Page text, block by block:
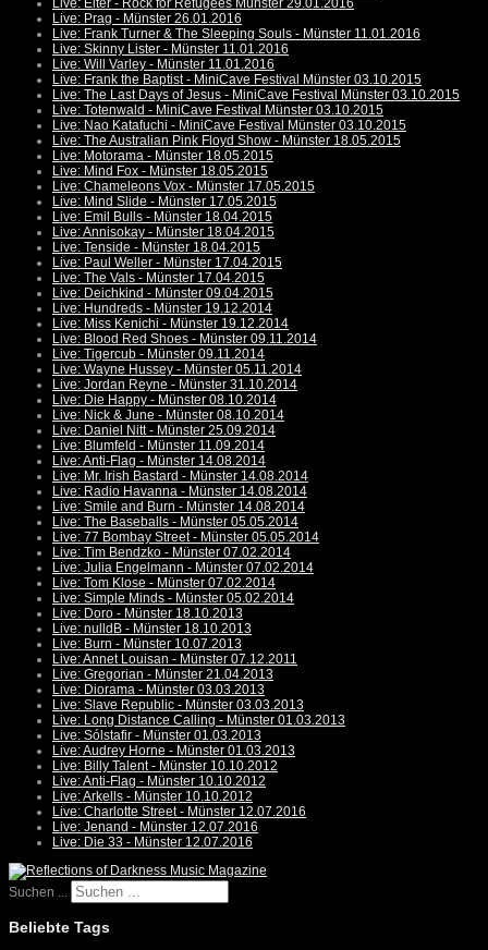
Live: Eiter - Rock for Refugees Münster 29.01.2016
Live: Prag - Münster 26.01.2016
Live: Frank Turner & The Sleeping Souls - Münster 11.01.2016
Live: Skinny Lister - Münster 11.01.2016
Live: Will Varley - Münster 11.01.2016
Live: Frank the Baptist - MiniCave Festival Münster 03.10.2015
Live: The Last Days of Jesus - MiniCave Festival Münster 03.10.2015
Live: Totenwald - MiniCave Festival Münster 03.10.2015
Live: Nao Katafuchi - MiniCave Festival Münster 03.10.2015
Live: The Australian Pink Floyd Show - Münster 18.05.2015
Live: Motorama - Münster 18.05.2015
Live: Mind Fox - Münster 18.05.2015
Live: Chameleons Vox - Münster 17.05.2015
Live: Mind Slide - Münster 17.05.2015
Live: Emil Bulls - Münster 18.04.2015
Live: Annisokay - Münster 18.04.2015
Live: Tenside - Münster 18.04.2015
Live: Paul Weller - Münster 17.04.2015
Live: The Vals - Münster 17.04.2015
Live: Deichkind - Münster 09.04.2015
Live: Hundreds - Münster 19.12.2014
Live: Miss Kenichi - Münster 19.12.2014
Live: Blood Red Shoes - Münster 09.11.2014
Live: Tigercub - Münster 09.11.2014
Live: Wayne Hussey - Münster 05.11.2014
Live: Jordan Reyne - Münster 31.10.2014
Live: Die Happy - Münster 08.10.2014
Live: Nick & June - Münster 08.10.2014
Live: Daniel Nitt - Münster 25.09.2014
Live: Blumfeld - Münster 11.09.2014
Live: Anti-Flag - Münster 14.08.2014
Live: Mr. Irish Bastard - Münster 14.08.2014
Live: Radio Havanna - Münster 14.08.2014
Live: Smile and Burn - Münster 14.08.2014
Live: The Baseballs - Münster 05.05.2014
Live: 77 Bombay Street - Münster 05.05.2014
Live: Tim Bendzko - Münster 07.02.2014
Live: Julia Engelmann - Münster 07.02.2014
Live: Tom Klose - Münster 07.02.2014
Live: Simple Minds - Münster 05.02.2014
Live: Doro - Münster 18.10.2013
Live: nulldB - Münster 18.10.2013
Live: Burn - Münster 10.07.2013
Live: Annet Louisan - Münster 07.12.2011
Live: Gregorian - Münster 21.04.2013
Live: Diorama - Münster 03.03.2013
Live: Slave Republic - Münster 03.03.2013
Live: Long Distance Calling - Münster 01.03.2013
Live: Sólstafir - Münster 01.03.2013
Live: Audrey Horne - Münster 01.03.2013
Live: Billy Talent - Münster 10.10.2012
Live: Anti-Flag - Münster 10.10.2012
Live: Arkells - Münster 10.10.2012
Live: Charlotte Street - Münster 12.07.2016
Live: Jenand - Münster 12.07.2016
Live: Die 33 - Münster 12.07.2016
Suchen ...
Beliebte Tags